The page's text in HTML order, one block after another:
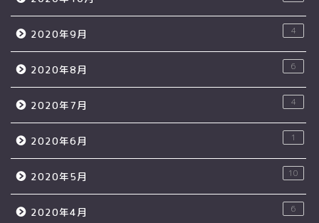
2020年9月 4
2020年8月 6
2020年7月 4
2020年6月 1
2020年5月 10
2020年4月 6